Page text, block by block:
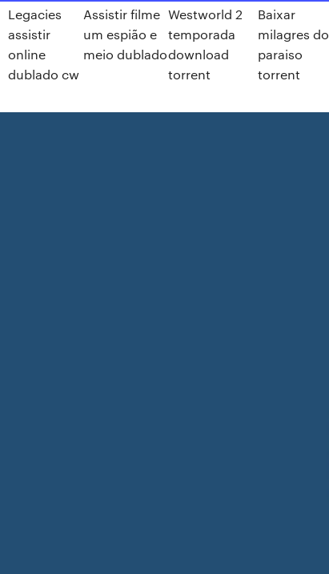
Legacies
assistir
online
dublado cw
Assistir filme
um espião e
meio dublado
Westworld 2
temporada
download
torrent
Baixar
milagres do
paraiso
torrent